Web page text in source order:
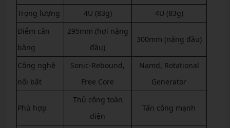
Trọng lượng 4U (83g)
4U (83g)
Điểm cân
bằng
295mm (hơi nặng
đầu)
300mm (nặng đầu)
Công nghệ
nổi bật
Sonic-Rebound,
Free Core
Namd, Rotational
Generator
Phù hợp
Thủ công toàn
diện
Tấn công mạnh